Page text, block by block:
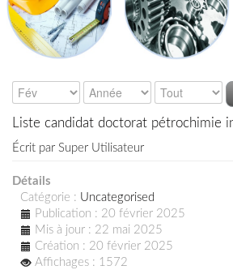
Liste candidat doctorat pétrochimie
Écrit par Super Utilisateur
Détails
Catégorie : Uncategorised
Publication : 20 février 2025
Mis à jour : 22 mai 2025
Création : 20 février 2025
Affichages : 1572